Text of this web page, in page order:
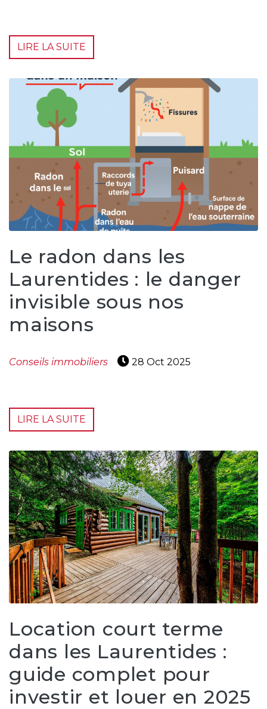
LIRE LA SUITE
Le radon dans les
Laurentides : le danger
invisible sous nos
maisons
Conseils immobiliers 28 Oct 2025
LIRE LA SUITE
Location court terme
dans les Laurentides :
guide complet pour
investir et louer en 2025